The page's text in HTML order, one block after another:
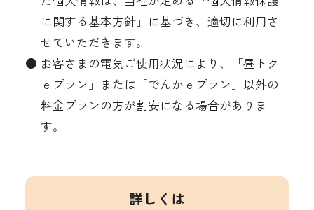
に関する基本方針」に基づき、適切に利用さ
せていただきます。
● お客さまの電気ご使用状況により、「昼トク
ｅプラン」または「でんかｅプラン」以外の
料金プランの方が割安になる場合がありま
す。
詳しくは